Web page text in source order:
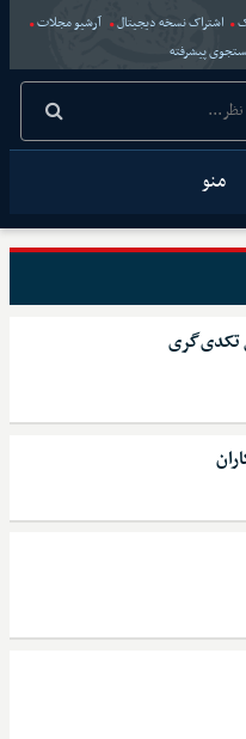
اشتراک نسخه دیجیتال
آرشیو مجلات
پیشرفته
منو
تکدی‌گری